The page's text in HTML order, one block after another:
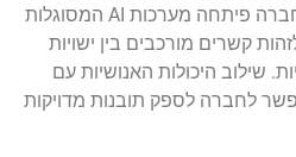
עסקי וחקירות מורכבות. החברה פיתחה מערכות AI המסוגלות
קשרים מורכבים בין ישויות
שילוב היכולות האנושיות עם
לחברה לספק תובנות מדויקות